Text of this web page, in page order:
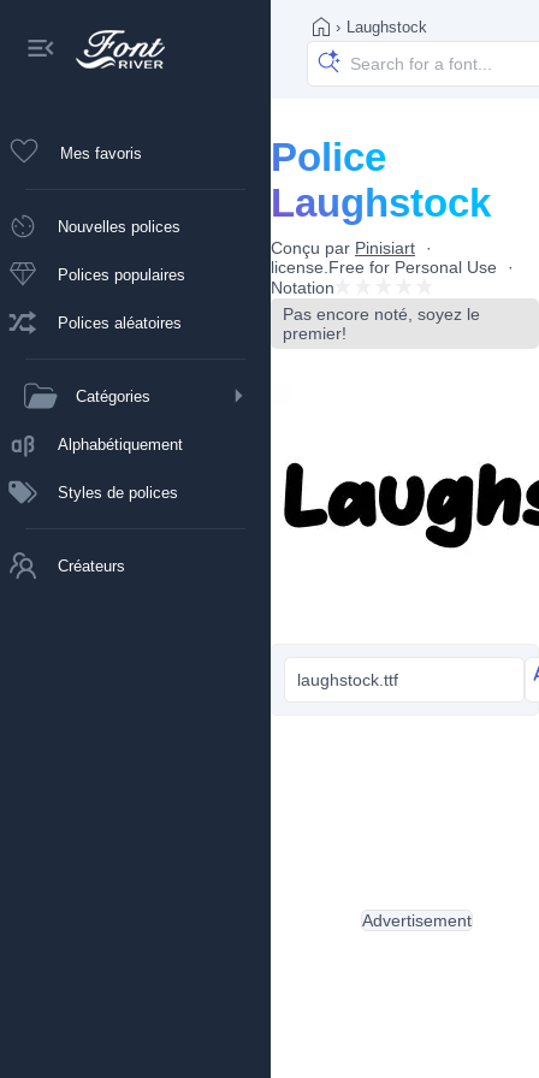
Mes favoris
Nouvelles polices
Polices populaires
Polices aléatoires
Catégories
Alphabétiquement
Styles de polices
Créateurs
› Laughstock
Police
Laughstock
Conçu par Pinisiart
license.Free for Personal Use
Notation
Pas encore noté, soyez le
premier!
laughstock.ttf
Advertisement